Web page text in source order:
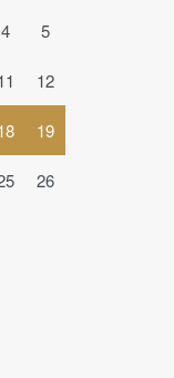
4 5
12
19
26